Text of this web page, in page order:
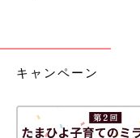
キャンペーン